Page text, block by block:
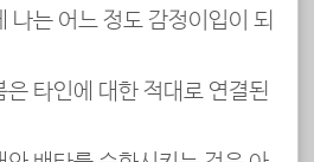
나는 어느 정도 감정이입이 되
타인에 대한 적대로 연결된